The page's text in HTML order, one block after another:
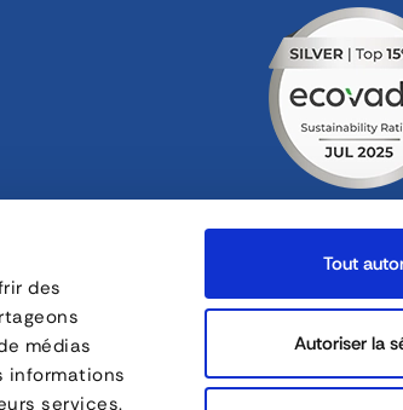
des
médias
informations
services.
Tout
Autoriser la
FOLLOW US
FORANKRA is a part of